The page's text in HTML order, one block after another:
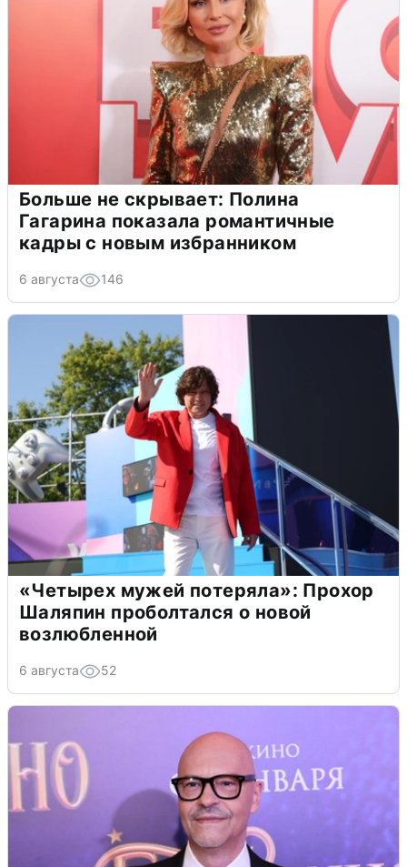
Больше не скрывает: Полина
Гагарина показала романтичные
кадры с новым избранником
6 августа 146
«Четырех мужей потеряла»: Прохор
Шаляпин проболтался о новой
возлюбленной
6 августа 52